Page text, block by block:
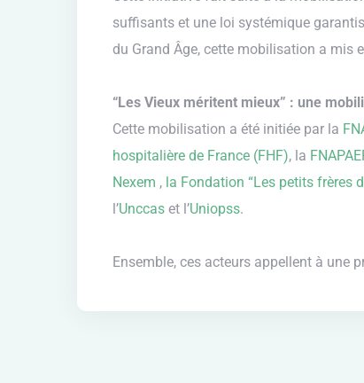
suffisants et une loi systémique
du Grand Âge, cette mobilisation a mis
“Les Vieux méritent mieux” : une
Cette mobilisation a été initiée par la
hospitalière de France (FHF), la
Nexem , la Fondation “Les petits frères
l’Unccas et l’Uniopss.
Ensemble, ces acteurs appellent à une